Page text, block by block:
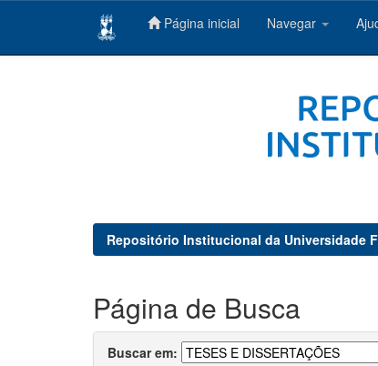
Página inicial Navegar
Repositório Institucional da Universidade
Página de Busca
Buscar em: